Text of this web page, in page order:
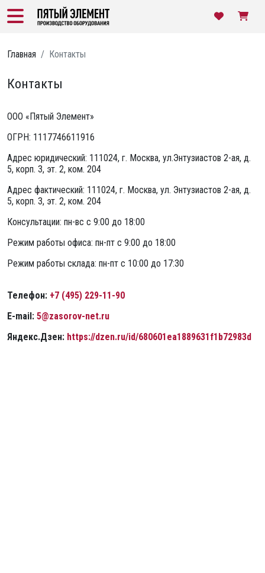
Главная Контакты
Контакты
ООО «Пятый Элемент»
ОГРН: 1117746611916
Адрес юридический: 111024, г. Москва, ул.Энтузиастов 2-ая, д.
5, корп. 3, эт. 2, ком. 204
Адрес фактический: 111024, г. Москва, ул. Энтузиастов 2-ая, д.
5, корп. 3, эт. 2, ком. 204
Консультации: пн-вс с 9:00 до 18:00
Режим работы офиса: пн-пт с 9:00 до 18:00
Режим работы склада: пн-пт с 10:00 до 17:30
Телефон: +7 (495) 229-11-90
E-mail: 5@zasorov-net.ru
Яндекс.Дзен: https://dzen.ru/id/680601ea1889631f1b72983d